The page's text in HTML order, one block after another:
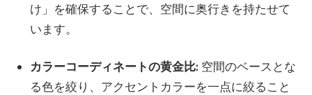
け」を確保することで、空間に奥行きを持たせて
います。
カラーコーディネートの黄金比: 空間のベースとな
る色を絞り、アクセントカラーを一点に絞ること